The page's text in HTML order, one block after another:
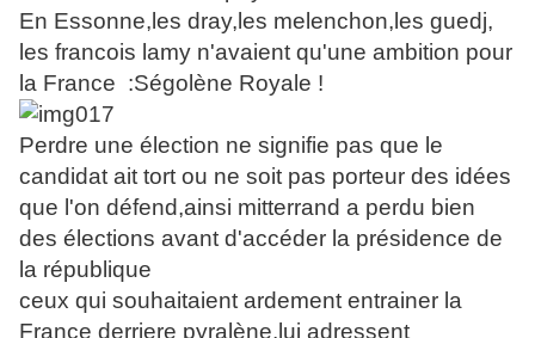
En Essonne,les dray,les melenchon,les guedj,
les francois lamy n'avaient qu'une ambition pour
la France :Ségolène Royale !
Perdre une élection ne signifie pas que le
candidat ait tort ou ne soit pas porteur des idées
que l'on défend,ainsi mitterrand a perdu bien
des élections avant d'accéder la présidence de
la république
ceux qui souhaitaient ardement entrainer la
France derriere pyralène,lui adressent